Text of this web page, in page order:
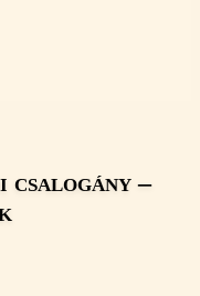
csalogány –